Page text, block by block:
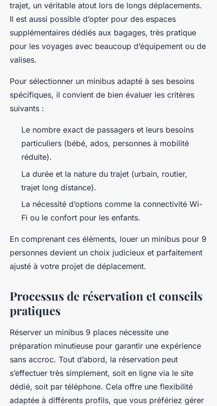
trajet, un véritable atout lors de longs déplacements.
Il est aussi possible d’opter pour des espaces
supplémentaires dédiés aux bagages, très pratique
pour les voyages avec beaucoup d’équipement ou de
valises.
Pour sélectionner un minibus adapté à ses besoins
spécifiques, il convient de bien évaluer les critères
suivants :
Le nombre exact de passagers et leurs besoins
particuliers (bébé, ados, personnes à mobilité
réduite).
La durée et la nature du trajet (urbain, routier,
trajet long distance).
La nécessité d’options comme la connectivité Wi-
Fi ou le confort pour les enfants.
En comprenant ces éléments, louer un minibus pour 9
personnes devient un choix judicieux et parfaitement
ajusté à votre projet de déplacement.
Processus de réservation et conseils
pratiques
Réserver un minibus 9 places nécessite une
préparation minutieuse pour garantir une expérience
sans accroc. Tout d’abord, la réservation peut
s’effectuer très simplement, soit en ligne via le site
dédié, soit par téléphone. Cela offre une flexibilité
adaptée à différents profils, que vous préfériez gérer